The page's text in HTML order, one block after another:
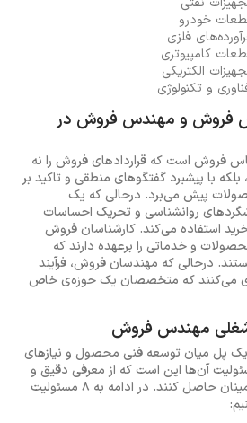
خودرو
فلزی
کامپیوتری
الکتریکی
و تکنولوژی
فروش و مهندس فروش در
فروش است که قراردادهای فروش را نه
با پیشبرد گفتگوهای منطقی و تاکید بر
پیش می‌برد. درحالی که یک
روانشناسی و تحریک احساسات
استفاده می‌کند. کارشناسان فروش
و خدماتی را برعهده دارند که
درحالی که مهندسان فروش، فرآیند
می‌کنند که متخصصان یک حوزه‌ی خاص
پل میان توسعه فنی محصول و نیازهای
آن‌ها این است که از معرفی دقیق و
فروش موثر محصولات اطمینان حاصل کنند. در ادامه به 8 مسئولیت